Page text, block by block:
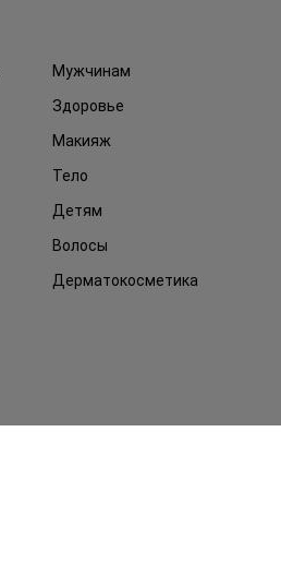
Мужчинам
Здоровье
Макияж
Тело
Детям
Волосы
Дерматокосметика